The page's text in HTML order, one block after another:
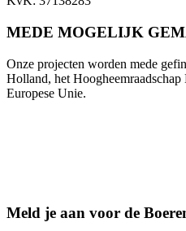
MEDE MOGELIJK
Onze projecten worden mede
Holland, het
Europese Unie.
Meld je aan voor de